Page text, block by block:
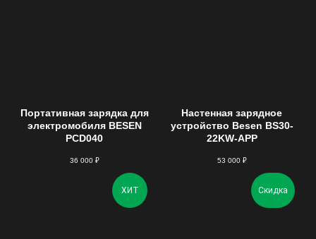
Портативная зарядка для
электромобиля BESEN
PCD040
36 000 ₽
Настенная зарядное
устройство Besen BS30-
22KW-APP
53 000 ₽
ХИТ Скидка